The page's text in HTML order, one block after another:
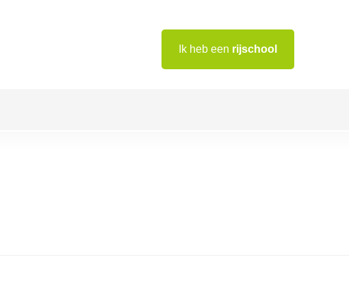
Ik heb een rijschool